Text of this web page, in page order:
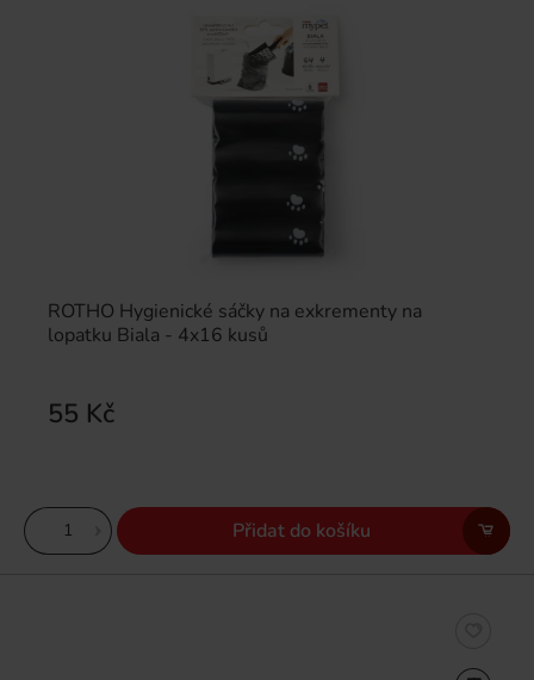
ROTHO Hygienické sáčky na exkrementy na
lopatku Biala - 4x16 kusů
55 Kč
Přidat do košíku